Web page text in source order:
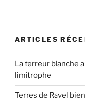
ARTICLES
La terreur blanche
limitrophe
Terres de Ravel